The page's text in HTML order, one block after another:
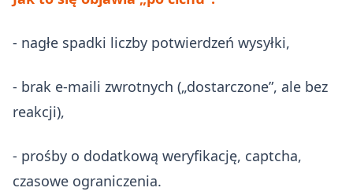
- nagłe spadki liczby potwierdzeń wysyłki,
- brak e‑maili zwrotnych („dostarczone”, ale bez
reakcji),
- prośby o dodatkową weryfikację, captcha,
czasowe ograniczenia.